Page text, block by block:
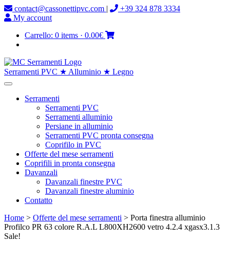
contact@cassonettipvc.com |
+39 324 878 3334
My account
Carrello: 0 items · 0.00€
Serramenti PVC ★ Alluminio ★ Legno
Serramenti
Serramenti PVC
Serramenti alluminio
Persiane in alluminio
Serramenti PVC pronta consegna
Coprifilo in PVC
Offerte del mese serramenti
Coprifili in pronta consegna
Davanzali
Davanzali finestre PVC
Davanzali finestre aluminio
Contatto
Home > Offerte del mese serramenti > Porta finestra alluminio
Profilco PR 63 colore R.A.L L800XH2600 vetro 4.2.4 xgasx3.1.3
Sale!